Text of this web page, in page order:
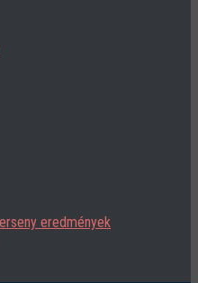
eredmények